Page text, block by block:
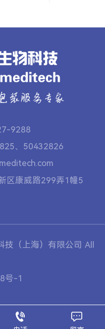
9288
、50432826
区康威路299弄1幢5
（上海）有限公司 All
号-1